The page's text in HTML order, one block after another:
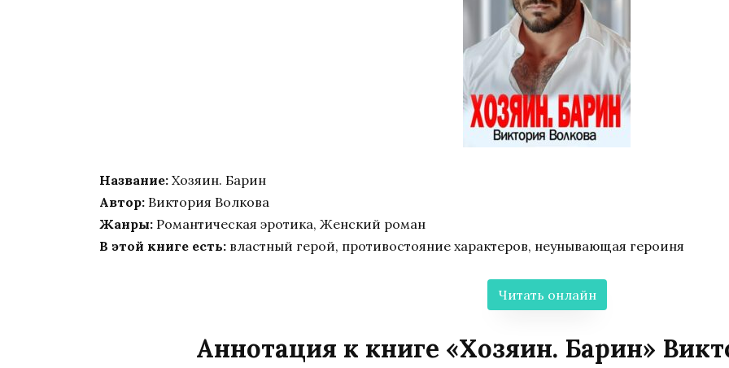
Название: Хозяин. Барин
Автор: Виктория Волкова
Жанры: Романтическая эротика, Женский роман
В этой книге есть: властный герой, противостояние характеров, неунывающая героиня
Читать онлайн
Аннотация к книге «Хозяин. Барин»